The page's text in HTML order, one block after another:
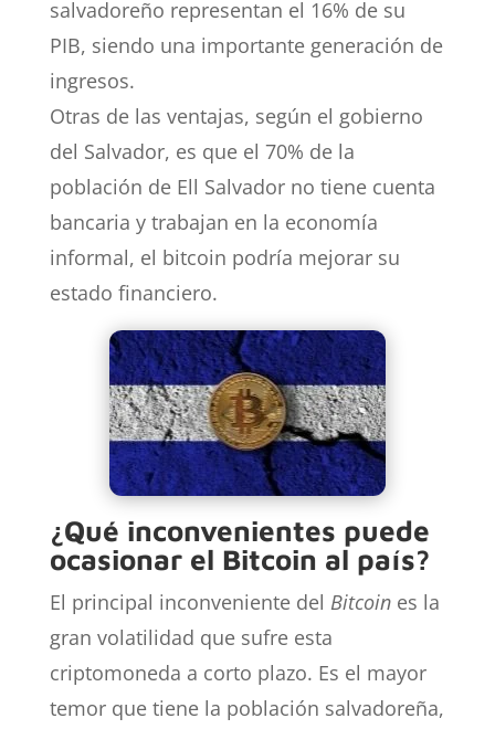
salvadoreño representan el 16% de su
PIB, siendo una importante generación de
ingresos.
Otras de las ventajas, según el gobierno
del Salvador, es que el 70% de la
población de Ell Salvador no tiene cuenta
bancaria y trabajan en la economía
informal, el bitcoin podría mejorar su
estado financiero.
¿Qué inconvenientes puede
ocasionar el Bitcoin al país?
El principal inconveniente del Bitcoines la
gran volatilidad que sufre esta
criptomoneda a corto plazo. Es el mayor
temor que tiene la población salvadoreña,